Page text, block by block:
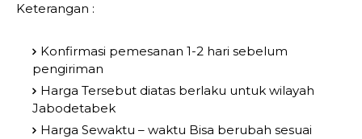
Keterangan :
Konfirmasi pemesanan 1-2 hari sebelum
pengiriman
Harga Tersebut diatas berlaku untuk wilayah
Jabodetabek
Harga Sewaktu – waktu Bisa berubah sesuai